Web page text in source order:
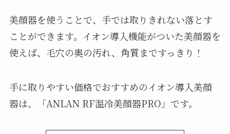
美顔器を使うことで、手では取りきれない落とす
ことができます。イオン導入機能がついた美顔器を
使えば、毛穴の奥の汚れ、角質まですっきり！
手に取りやすい価格でおすすめのイオン導入美顔
器は、「ANLAN RF温冷美顔器PRO」です。